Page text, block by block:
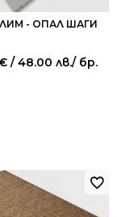
- ОПАЛ ШАГИ
/ 48.00 лв./ бр.